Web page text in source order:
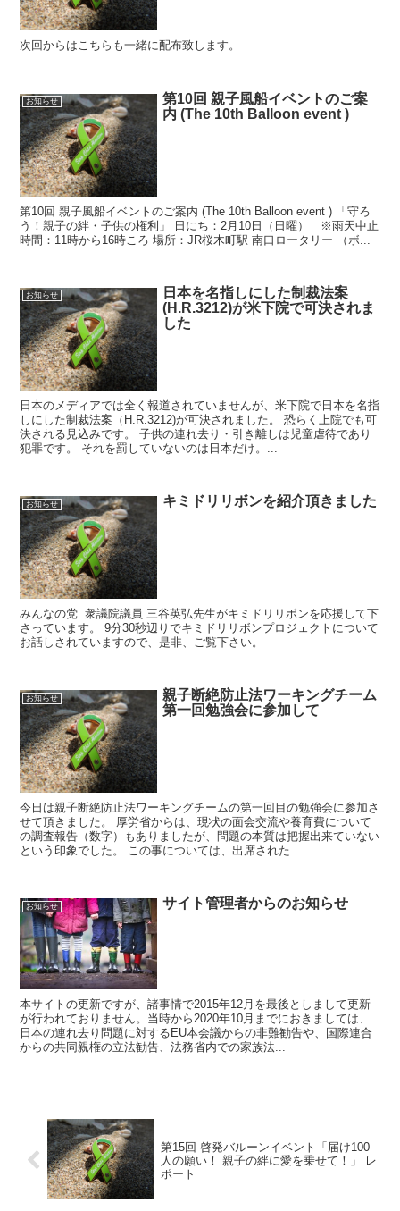
次回からはこちらも一緒に配布致します。
お知らせ
第10回 親子風船イベントのご案
内 (The 10th Balloon event )
第10回 親子風船イベントのご案内 (The 10th Balloon event ) 「守ろ
う！親子の絆・子供の権利」 日にち：2月10日（日曜） ※雨天中止
時間：11時から16時ころ 場所：JR桜木町駅 南口ロータリー （ボ...
お知らせ
日本を名指しにした制裁法案
(H.R.3212)が米下院で可決されま
した
日本のメディアでは全く報道されていませんが、米下院で日本を名指
しにした制裁法案（H.R.3212)が可決されました。 恐らく上院でも可
決される見込みです。 子供の連れ去り・引き離しは児童虐待であり
犯罪です。 それを罰していないのは日本だけ。...
お知らせ キミドリリボンを紹介頂きました
みんなの党 衆議院議員 三谷英弘先生がキミドリリボンを応援して下
さっています。 9分30秒辺りでキミドリリボンプロジェクトについて
お話しされていますので、是非、ご覧下さい。
お知らせ
親子断絶防止法ワーキングチーム
第一回勉強会に参加して
今日は親子断絶防止法ワーキングチームの第一回目の勉強会に参加さ
せて頂きました。 厚労省からは、現状の面会交流や養育費について
の調査報告（数字）もありましたが、問題の本質は把握出来ていない
という印象でした。 この事については、出席された...
お知らせ サイト管理者からのお知らせ
本サイトの更新ですが、諸事情で2015年12月を最後としまして更新
が行われておりません。当時から2020年10月までにおきましては、
日本の連れ去り問題に対するEU本会議からの非難勧告や、国際連合
からの共同親権の立法勧告、法務省内での家族法...
第15回 啓発バルーンイベント「届け100
人の願い！ 親子の絆に愛を乗せて！」 レ
ポート